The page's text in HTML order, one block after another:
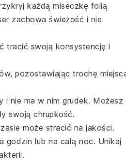
każdą miseczkę folią
zachowa świeżość i nie
tracić swoją konsystencję i
pozostawiając trochę
i nie ma w nim grudek. Możesz
swoją chrupkość.
może stracić na jakości.
godzin lub na całą noc. Unikaj